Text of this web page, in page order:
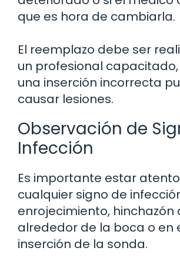
que es hora de cambiarla.
El reemplazo debe ser
un profesional
una inserción incorrecta
causar lesiones.
Observación de
Infección
Es importante estar
cualquier signo de
enrojecimiento, hinchazón
alrededor de la boca o en
inserción de la sonda.